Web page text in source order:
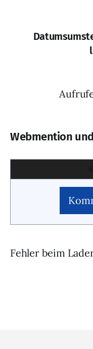
Webmention
Fehler beim